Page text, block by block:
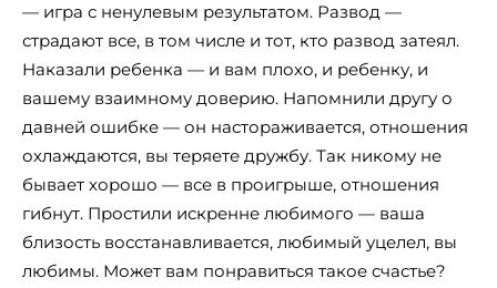
— игра с ненулевым результатом. Развод —
страдают все, в том числе и тот, кто развод затеял.
Наказали ребенка — и вам плохо, и ребенку, и
вашему взаимному доверию. Напомнили другу о
давней ошибке — он настораживается, отношения
охлаждаются, вы теряете дружбу. Так никому не
бывает хорошо — все в проигрыше, отношения
гибнут. Простили искренне любимого — ваша
близость восстанавливается, любимый уцелел, вы
любимы. Может вам понравиться такое счастье?